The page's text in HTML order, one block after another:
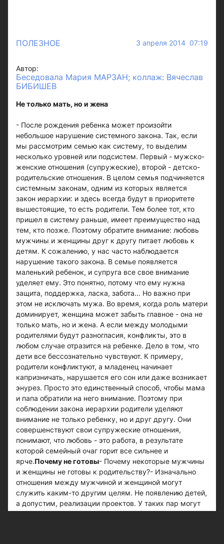
ПОЛЕЗНОЕ 3 апреля 2014 07:19
Автор:
Беседовала Мария МАРЗАН; коллаж: Вячеслав
БИБИШЕВ
Не только мать, но и жена
- После рождения ребенка может произойти
небольшое нарушение системного закона. Так, если
мы рассмотрим семью как систему, то выделим
несколько уровней или подсистем. Первый - мужско-
женские отношения (супружеские), второй - детско-
родительские отношения. В целом семья подчиняется
системным законам, одним из которых является
закон иерархии: и здесь всегда будут в приоритете
вышестоящие, то есть родители. Тем более тот, кто
пришел в систему раньше, имеет преимущество над
тем, кто позже. Поэтому обратите внимание: любовь
мужчины и женщины друг к другу питает любовь к
детям. К сожалению, у нас часто наблюдается
нарушение такого закона. В семье появляется
маленький ребенок, и супруга все свое внимание
уделяет ему. Это понятно, потому что ему нужна
защита, поддержка, ласка, забота... Но важно при
этом не исключать мужа. Во время, когда роль матери
доминирует, женщина может забыть главное - она не
только мать, но и жена. А если между молодыми
родителями будут разногласия, конфликты, это в
любом случае отразится на ребенке. Дело в том, что
дети все бессознательно чувствуют. К примеру,
родители конфликтуют, а младенец начинает
капризничать, нарушается его сон или даже возникает
энурез. Просто это единственный способ, чтобы мама
и папа обратили на него внимание. Поэтому при
соблюдении закона иерархии родители уделяют
внимание не только ребенку, но и друг другу. Они
совершенствуют свои супружеские отношения,
понимают, что любовь - это работа, в результате
которой семейный очаг горит все сильнее и
ярче.Почему не готовы- Почему некоторые мужчины
и женщины не готовы к родительству?- Изначально
отношения между мужчиной и женщиной могут
служить каким-то другим целям. Не появлению детей,
а допустим, реализации проектов. У таких пар могут
быть развиты проблемы инфантилизма. Сейчас стало